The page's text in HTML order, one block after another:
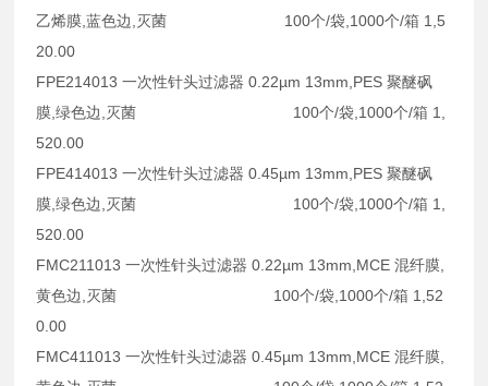
乙烯膜,蓝色边,灭菌 100个/袋,1000个/箱 1,5
20.00
FPE214013 一次性针头过滤器 0.22µm 13mm,PES 聚醚砜
膜,绿色边,灭菌 100个/袋,1000个/箱 1,
520.00
FPE414013 一次性针头过滤器 0.45µm 13mm,PES 聚醚砜
膜,绿色边,灭菌 100个/袋,1000个/箱 1,
520.00
FMC211013 一次性针头过滤器 0.22µm 13mm,MCE 混纤膜,
黄色边,灭菌 100个/袋,1000个/箱 1,52
0.00
FMC411013 一次性针头过滤器 0.45µm 13mm,MCE 混纤膜,